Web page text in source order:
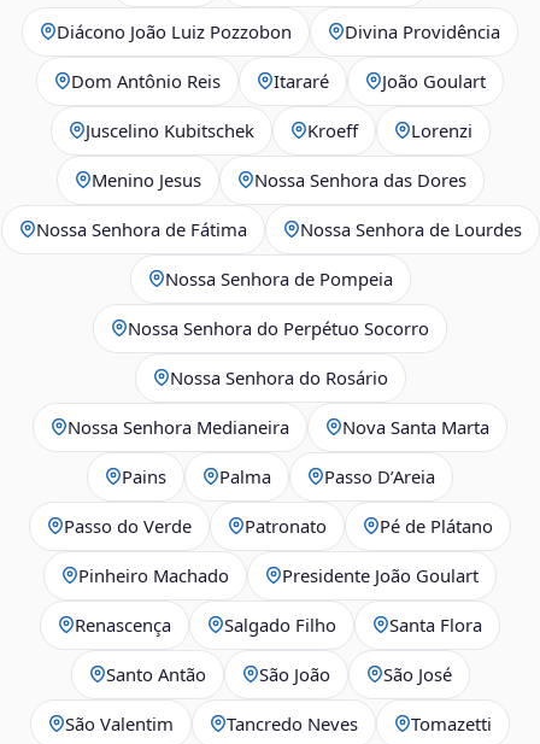
Diácono João Luiz Pozzobon Divina Providência
Dom Antônio Reis Itararé João Goulart
Juscelino Kubitschek Kroeff Lorenzi
Menino Jesus Nossa Senhora das Dores
Nossa Senhora de Fátima Nossa Senhora de Lourdes
Nossa Senhora de Pompeia
Nossa Senhora do Perpétuo Socorro
Nossa Senhora do Rosário
Nossa Senhora Medianeira Nova Santa Marta
Pains Palma Passo D’Areia
Passo do Verde Patronato Pé de Plátano
Pinheiro Machado Presidente João Goulart
Renascença Salgado Filho Santa Flora
Santo Antão São João São José
São Valentim Tancredo Neves Tomazetti